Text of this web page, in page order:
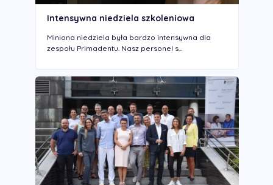
Intensywna niedziela szkoleniowa
Miniona niedziela była bardzo intensywna dla
zespołu Primadentu. Nasz personel s...